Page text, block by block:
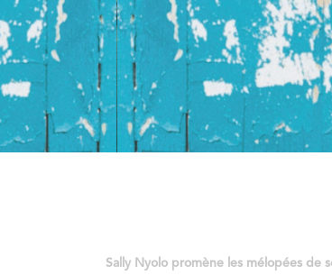
Sally Nyolo promène les mélopées de